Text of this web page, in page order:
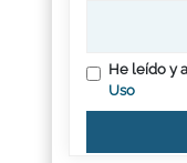
He leído y
Uso